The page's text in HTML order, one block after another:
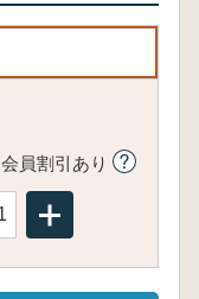
会員割引あり